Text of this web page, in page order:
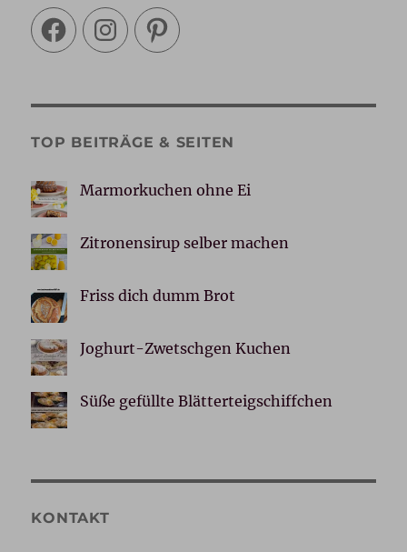
FacebookInstagramPinterest
TOP BEITRÄGE & SEITEN
Marmorkuchen ohne Ei
Zitronensirup selber machen
Friss dich dumm Brot
Joghurt-Zwetschgen Kuchen
Süße gefüllte Blätterteigschiffchen
KONTAKT